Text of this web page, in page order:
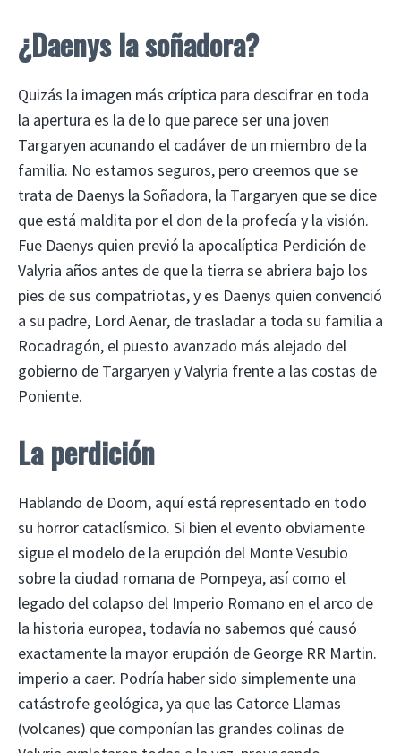
¿Daenys la soñadora?
Quizás la imagen más críptica para descifrar en toda
la apertura es la de lo que parece ser una joven
Targaryen acunando el cadáver de un miembro de la
familia. No estamos seguros, pero creemos que se
trata de Daenys la Soñadora, la Targaryen que se dice
que está maldita por el don de la profecía y la visión.
Fue Daenys quien previó la apocalíptica Perdición de
Valyria años antes de que la tierra se abriera bajo los
pies de sus compatriotas, y es Daenys quien convenció
a su padre, Lord Aenar, de trasladar a toda su familia a
Rocadragón, el puesto avanzado más alejado del
gobierno de Targaryen y Valyria frente a las costas de
Poniente.
La perdición
Hablando de Doom, aquí está representado en todo
su horror cataclísmico. Si bien el evento obviamente
sigue el modelo de la erupción del Monte Vesubio
sobre la ciudad romana de Pompeya, así como el
legado del colapso del Imperio Romano en el arco de
la historia europea, todavía no sabemos qué causó
exactamente la mayor erupción de George RR Martin.
imperio a caer. Podría haber sido simplemente una
catástrofe geológica, ya que las Catorce Llamas
(volcanes) que componían las grandes colinas de